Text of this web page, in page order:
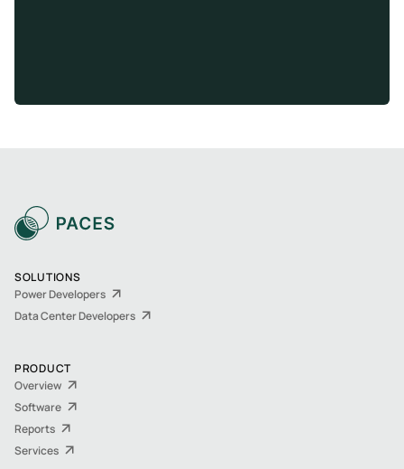
SOLUTIONS
Power Developers
Data Center Developers
PRODUCT
Overview
Software
Reports
Services